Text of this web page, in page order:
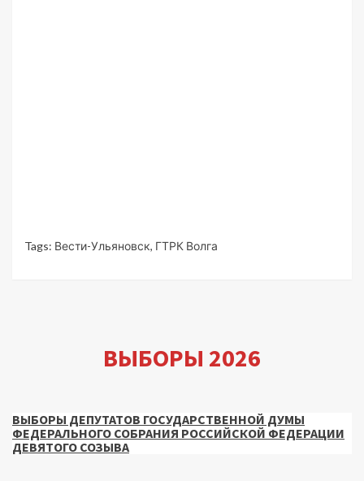
Tags: Вести-Ульяновск, ГТРК Волга
ВЫБОРЫ 2026
ВЫБОРЫ ДЕПУТАТОВ ГОСУДАРСТВЕННОЙ ДУМЫ
ФЕДЕРАЛЬНОГО СОБРАНИЯ РОССИЙСКОЙ ФЕДЕРАЦИИ
ДЕВЯТОГО СОЗЫВА